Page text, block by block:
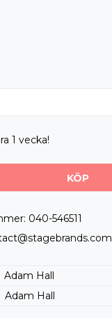
1 vecka!
KÖP
040-546511
Adam Hall
Adam Hall